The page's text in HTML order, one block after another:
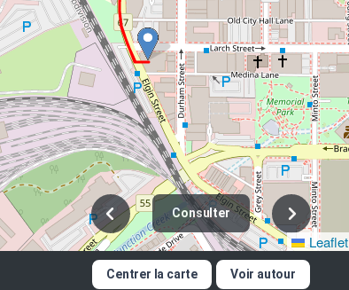
Leaflet
Consulter
Centrer la carte Voir autour